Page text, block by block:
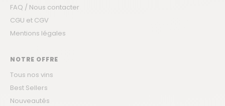
FAQ / Nous contacter
CGU et CGV
Mentions légales
NOTRE OFFRE
Tous nos vins
Best Sellers
Nouveautés